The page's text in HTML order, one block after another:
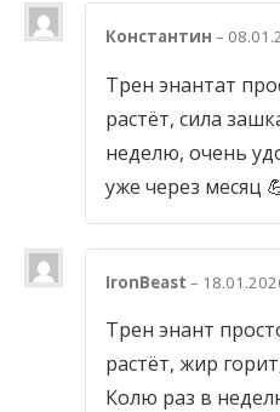
Константин –
Трен энантат
растёт, сила
неделю, очень
уже через месяц
IronBeast –
Трен энант
растёт, жир
Колю раз в